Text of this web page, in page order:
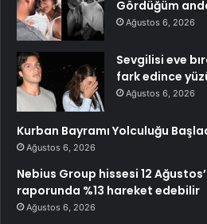
Gördüğüm
Ağustos 6, 2026
Sevgilisi eve
fark edince
Ağustos 6, 2026
Kurban Bayramı Yolculuğu
Ağustos 6, 2026
Nebius Group hissesi 12
raporunda %13 hareket edebilir
Ağustos 6, 2026